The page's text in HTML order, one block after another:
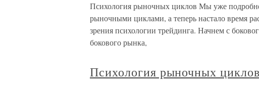
Психология рыночных циклов Мы уже
рыночными циклами, а теперь настало время
зрения психологии трейдинга. Начнем с
бокового рынка,
Психология рыночных циклов